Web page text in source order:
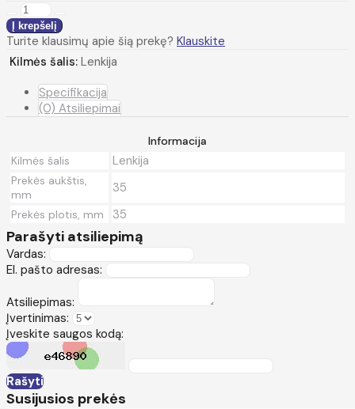
Turite klausimų apie šią prekę? Klauskite
Kilmės šalis: Lenkija
Specifikacija
(0) Atsiliepimai
Informacija
Kilmės šalis
Lenkija
Prekės aukštis,
mm
35
Prekės plotis, mm 35
Parašyti atsiliepimą
Vardas:
El. pašto adresas:
Atsiliepimas:
Įvertinimas:
Įveskite saugos kodą:
Rašyti
Susijusios prekės